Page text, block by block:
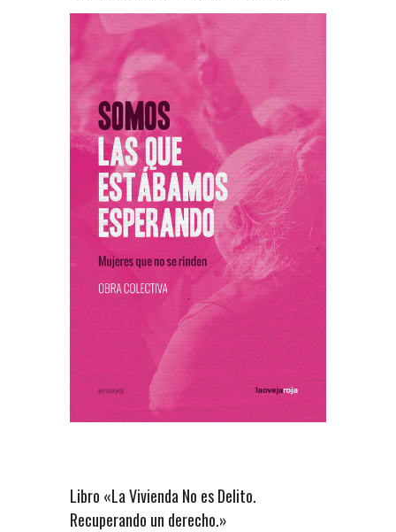
Libro «La Vivienda No es Delito.
Recuperando un derecho.»